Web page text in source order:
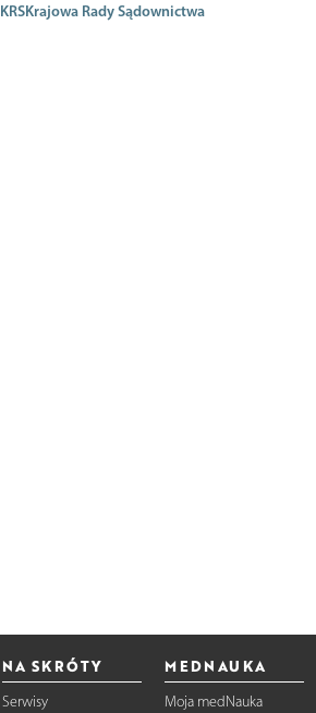
KRSKrajowa Rady Sądownictwa
NA SKRÓTY
Serwisy
MEDNAUKA
Moja medNauka